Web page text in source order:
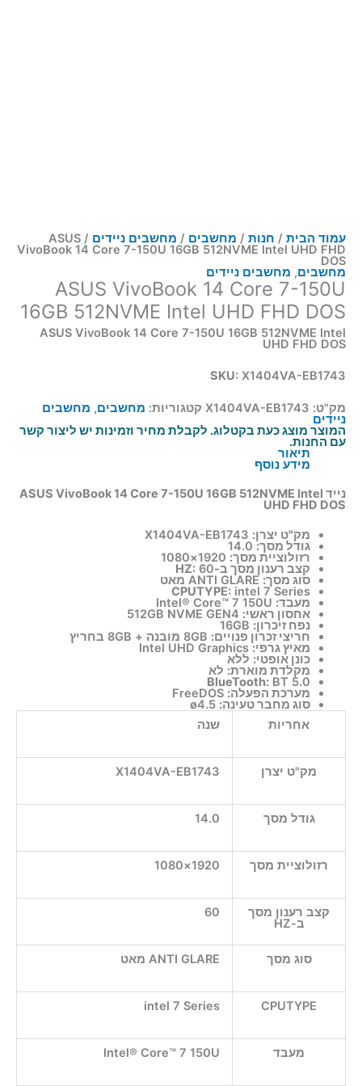
עמוד הבית / חנות / מחשבים / מחשבים ניידים / ASUS
VivoBook 14 Core 7-150U 16GB 512NVME Intel UHD FHD
DOS
מחשבים, מחשבים ניידים
ASUS VivoBook 14 Core 7-150U
16GB 512NVME Intel UHD FHD DOS
ASUS VivoBook 14 Core 7-150U 16GB 512NVME Intel
UHD FHD DOS
SKU: X1404VA-EB1743
מק"ט: X1404VA-EB1743 קטגוריות: מחשבים, מחשבים
ניידים
המוצר מוצג כעת בקטלוג. לקבלת מחיר וזמינות יש ליצור קשר
עם החנות.
תיאור
מידע נוסף
נייד ASUS VivoBook 14 Core 7-150U 16GB 512NVME Intel
UHD FHD DOS
מק"ט יצרן:
גודל מסך:14.0
רזולוציית מסך:
קצב רענון מסך ב-HZ:60
סוג מסך: ANTI GLARE מאט
CPUTYPE: intel 7 Series
מעבד:
אחסון ראשי:
נפח זיכרון:
חריצי זכרון פנויים:
מאיץ גרפי:Intel UHD Graphics
כונן אופטי: ללא
מקלדת מוארת: לא
BlueTooth: BT 5.0
מערכת הפעלה:
סוג מחבר טעינה:
אחריות
שנה
מק"ט יצרן X1404VA-EB1743
גודל מסך 14.0
רזולוציית מסך 1920×1080
קצב רענון מסך
ב-HZ
60
סוג מסך ANTI GLARE מאט
CPUTYPE
intel 7 Series
מעבד Intel® Core™ 7 150U